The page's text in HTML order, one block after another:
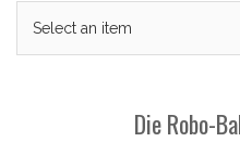
Die Robo-